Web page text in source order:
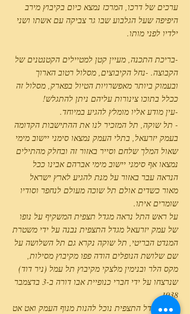
ערכים של דרכו, המרכז נמצא כיום בקיבוץ מירב
היפיפה שעל הגלבוע שבו גר צביקה עם אשתו ושני
ילדיו לפני מותו.
-בריכת התכנה, מעיין קטן למטיילים הקטנטנים של
הקבוצה. -נחל הקיבוצים, מסלול רטוב הארוך
ובעמוק ביותר מאפשרויות הטיול בפארק, מסלול זה
ככלל בתוכו צינורות עליהם ניתן להתגלש!
-עין מודע אליו מומלץ להגיע במיוחד.
- תל שוקה, תל המזכיר לנו את ההתישבות הקדומה
בעמק יזרעאל, בתלי העמק נמצאו סימני יישוב מימי
שאול המלך שלחם וסייר באזור זה ובחלק מהתילים
נמצאו אף סימני יישוב מימי אברהם אבינו ככל
הנראה עבר באזור על מנת להגיע לארץ ישראל
מאור כשדים אולם תל שוכה מעולם לנחפר וסודיו
שומרים איתו.
על ראש התל נראה מגדל תצפית המשקיף על נופו
של עמק יזרעאל מגדל התצפית נבנה על ידי משטרת
המנדט הבריטי, תל שוקה נקרא גם תל השלושה על
שם שלושת הנופלים הודה פפו מקיבוץ מסילות,
מקס הלר ובנימין מלצקי מקיבוץ תל עמל (ניר דוד)
שנרצחו על ידי חברי כנופיית אבו דורה ב-3 בדצמבר
1938.
מרום מגדל התצפית נוכל להנות מנוף העמק ואט אט